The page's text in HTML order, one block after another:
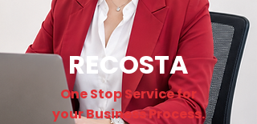
RECOSTA
One Stop Service for
your Business Process.